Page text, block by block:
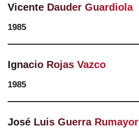
Vicente Dauder Guardiola
1985
Ignacio Rojas Vazco
1985
José Luis Guerra Rumayor